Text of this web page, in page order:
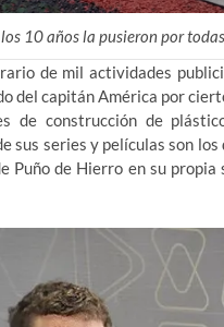
10 años la pusieron por
de mil actividades
del capitán América por
de construcción de
sus series y películas son
Puño de Hierro en su